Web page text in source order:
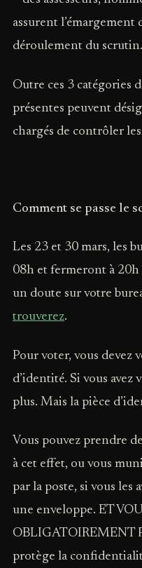
assurent l’émargement
déroulement du scrutin.
Outre ces 3 catégories
présentes peuvent
chargés de contrôler
Comment se passe le
Les 23 et 30 mars, les
08h et fermeront à 20h
un doute sur votre
trouverez.
Pour voter, vous devez
d’identité. Si vous avez
plus. Mais la pièce
Vous pouvez prendre
à cet effet, ou vous
par la poste, si vous les
une enveloppe. ET
OBLIGATOIREMENT
protège la